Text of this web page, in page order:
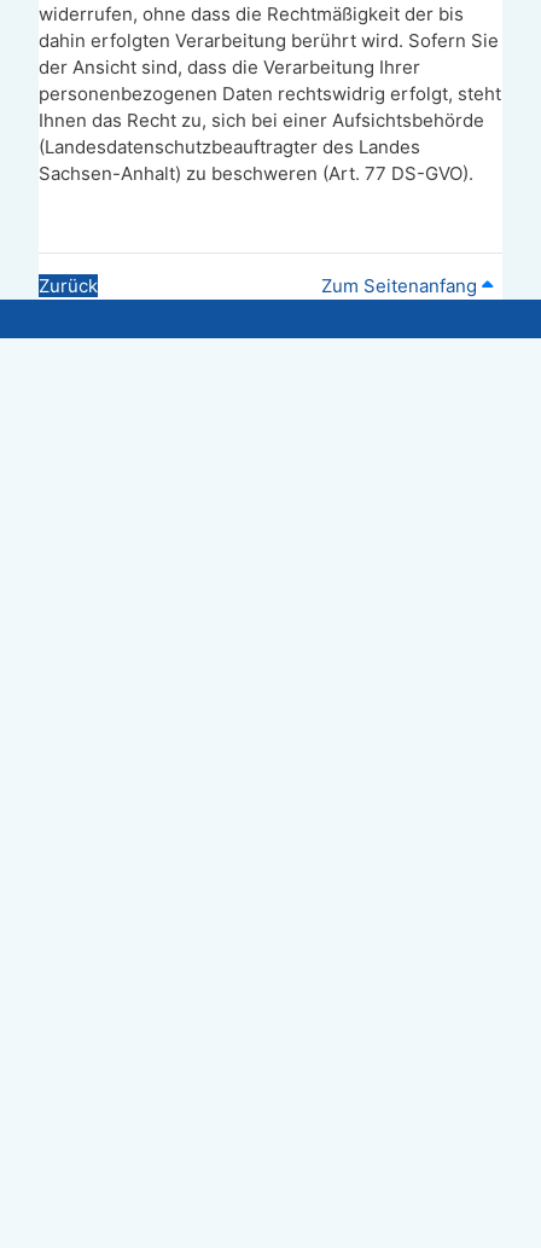
widerrufen, ohne dass die Rechtmäßigkeit der bis
dahin erfolgten Verarbeitung berührt wird. Sofern Sie
der Ansicht sind, dass die Verarbeitung Ihrer
personenbezogenen Daten rechtswidrig erfolgt, steht
Ihnen das Recht zu, sich bei einer Aufsichtsbehörde
(Landesdatenschutzbeauftragter des Landes
Sachsen-Anhalt) zu beschweren (Art. 77 DS-GVO).
Zurück Zum Seitenanfang